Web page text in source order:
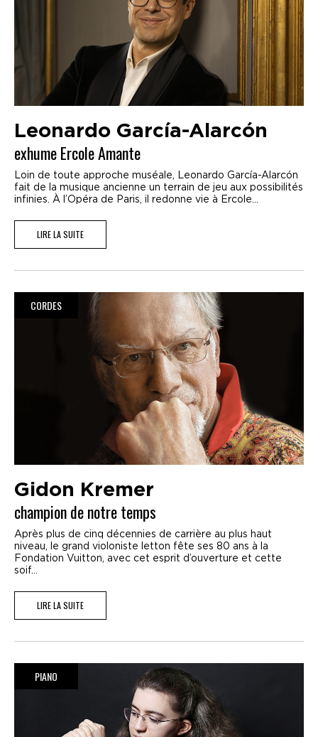
Leonardo García-Alarcón
exhume Ercole Amante
Loin de toute approche muséale, Leonardo García-Alarcón
fait de la musique ancienne un terrain de jeu aux possibilités
infinies. À l’Opéra de Paris, il redonne vie à Ercole...
LIRE LA SUITE
CORDES
Gidon Kremer
champion de notre temps
Après plus de cinq décennies de carrière au plus haut
niveau, le grand violoniste letton fête ses 80 ans à la
Fondation Vuitton, avec cet esprit d’ouverture et cette
soif...
LIRE LA SUITE
PIANO